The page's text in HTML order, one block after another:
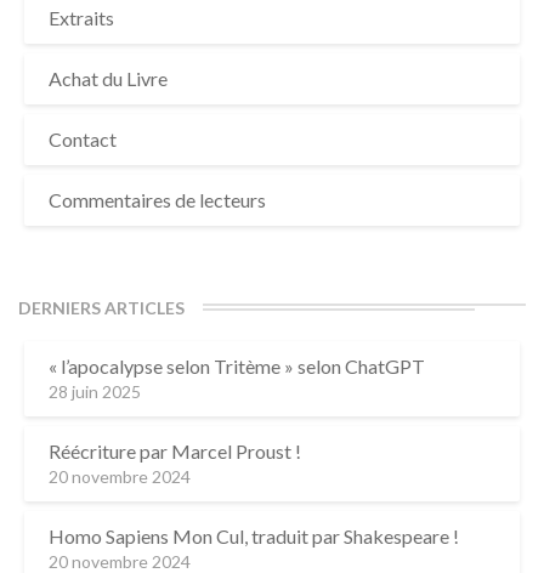
Extraits
Achat du Livre
Contact
Commentaires de lecteurs
DERNIERS ARTICLES
« l’apocalypse selon Tritème » selon ChatGPT
28 juin 2025
Réécriture par Marcel Proust !
20 novembre 2024
Homo Sapiens Mon Cul, traduit par Shakespeare !
20 novembre 2024